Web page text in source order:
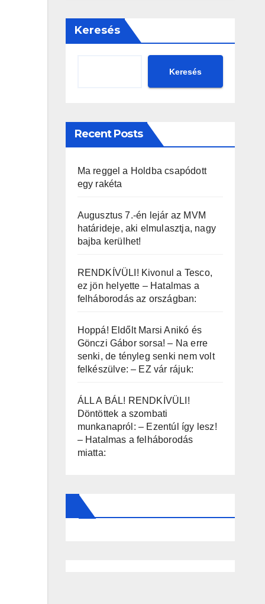
Keresés
Keresés
Recent Posts
Ma reggel a Holdba csapódott
egy rakéta
Augusztus 7.-én lejár az MVM
határideje, aki elmulasztja, nagy
bajba kerülhet!
RENDKÍVÜLI! Kivonul a Tesco,
ez jön helyette – Hatalmas a
felháborodás az országban:
Hoppá! Eldőlt Marsi Anikó és
Gönczi Gábor sorsa! – Na erre
senki, de tényleg senki nem volt
felkészülve: – EZ vár rájuk:
ÁLL A BÁL! RENDKÍVÜLI!
Döntöttek a szombati
munkanapról: – Ezentúl így lesz!
– Hatalmas a felháborodás
miatta: